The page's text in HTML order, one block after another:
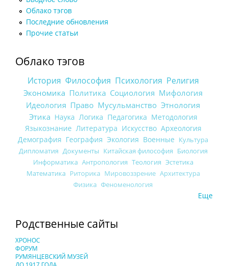
Облако тэгов
Последние обновления
Прочие статьи
Облако тэгов
История Философия Психология Религия
Экономика Политика Социология Мифология
Идеология Право Мусульманство Этнология
Этика Наука Логика Педагогика Методология
Языкознание Литература Искусство Археология
Демография География Экология Военные Культура
Дипломатия Документы Китайская философия Биология
Информатика Антропология Теология Эстетика
Математика Риторика Мировоззрение Архитектура
Физика Феноменология
Еще
Родственные сайты
ХРОНОС
ФОРУМ
РУМЯНЦЕВСКИЙ МУЗЕЙ